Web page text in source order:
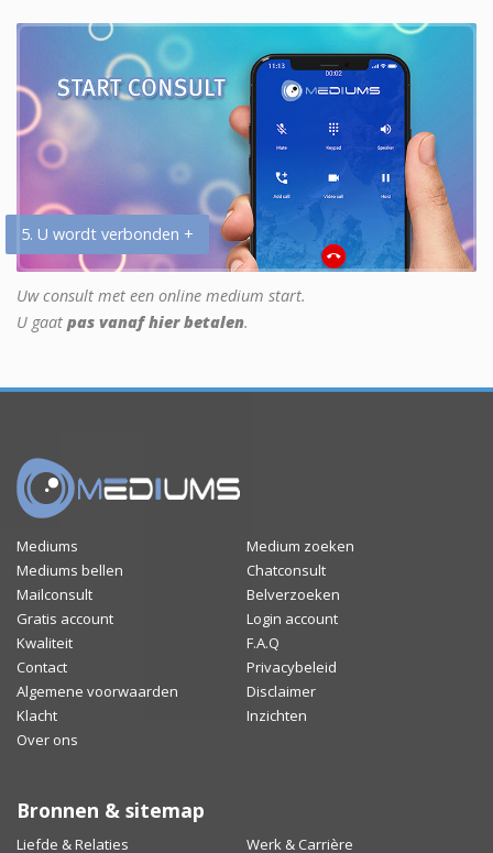
5. U wordt verbonden +
Uw consult met een online medium start.
U gaat pas vanaf hier betalen.
Mediums
Medium zoeken
Mediums bellen
Chatconsult
Mailconsult
Belverzoeken
Gratis account
Login account
Kwaliteit
F.A.Q
Contact
Privacybeleid
Algemene voorwaarden
Disclaimer
Klacht
Inzichten
Over ons
Bronnen & sitemap
Liefde & Relaties Werk & Carrière